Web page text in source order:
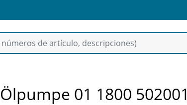
Ölpumpe 01 1800 502001